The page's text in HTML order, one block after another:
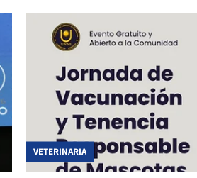
VETERINARIA